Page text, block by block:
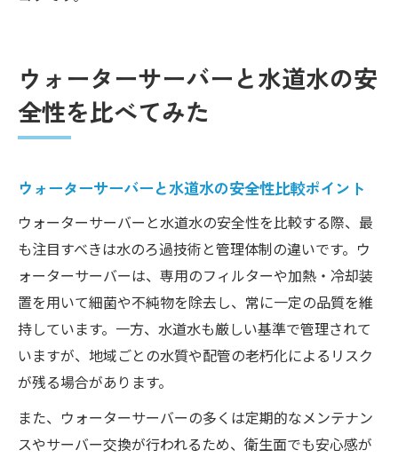
ウォーターサーバーと水道水の安
全性を比べてみた
ウォーターサーバーと水道水の安全性比較ポイント
ウォーターサーバーと水道水の安全性を比較する際、最
も注目すべきは水のろ過技術と管理体制の違いです。ウ
ォーターサーバーは、専用のフィルターや加熱・冷却装
置を用いて細菌や不純物を除去し、常に一定の品質を維
持しています。一方、水道水も厳しい基準で管理されて
いますが、地域ごとの水質や配管の老朽化によるリスク
が残る場合があります。
また、ウォーターサーバーの多くは定期的なメンテナン
スやサーバー交換が行われるため、衛生面でも安心感が